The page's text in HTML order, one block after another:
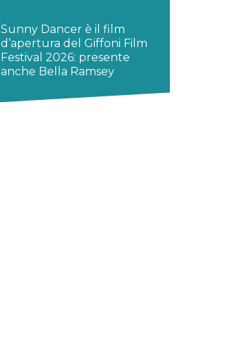
Sunny Dancer è il film
d’apertura del Giffoni Film
Festival 2026: presente
anche Bella Ramsey